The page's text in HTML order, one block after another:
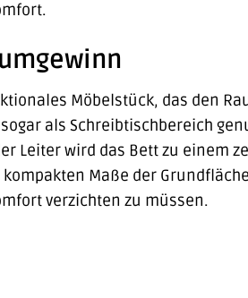
Möbelstück, das den
als Schreibtischbereich
Leiter wird das Bett zu einem
Maße der
verzichten zu müssen.